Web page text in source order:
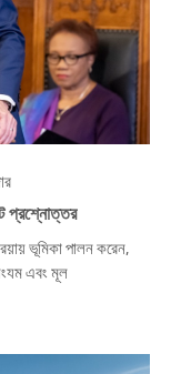
ভূমিকা পালন করেন,
এবং মূল